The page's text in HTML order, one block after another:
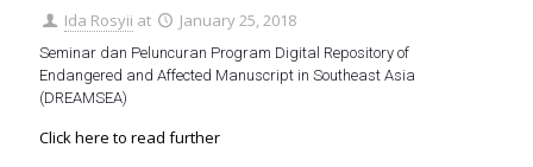
Ida Rosyii at January 25, 2018
Seminar dan Peluncuran Program Digital Repository of
Endangered and Affected Manuscript in Southeast Asia
(DREAMSEA)
Click here to read further